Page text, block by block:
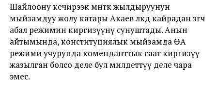
Шайлоону кечирээк мөөнөткө жылдыруунун
мыйзамдуу жолу катары Акаев өлкөдө кайрадан өзгөчө
абал режимин киргизүүнү сунуштады. Анын
айтымында, конституциялык мыйзамда ӨА
режими учурунда коменданттык саат киргизүү
жазылган болсо деле бул милдеттүү деле чара
эмес.